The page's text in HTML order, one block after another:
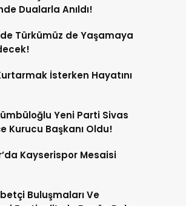
Dualarla Anıldı!
Türkümüz de Yaşamaya
İsterken Hayatını
Yeni Parti Sivas
Kurucu Başkanı Oldu!
Kayserispor Mesaisi
Buluşmaları Ve